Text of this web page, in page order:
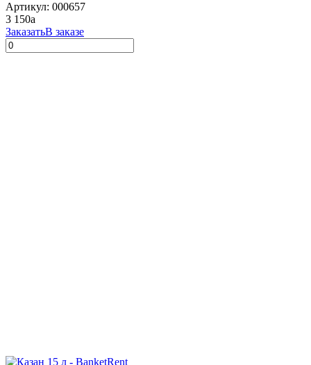
Артикул: 000657
3 150a
ЗаказатьВ заказе